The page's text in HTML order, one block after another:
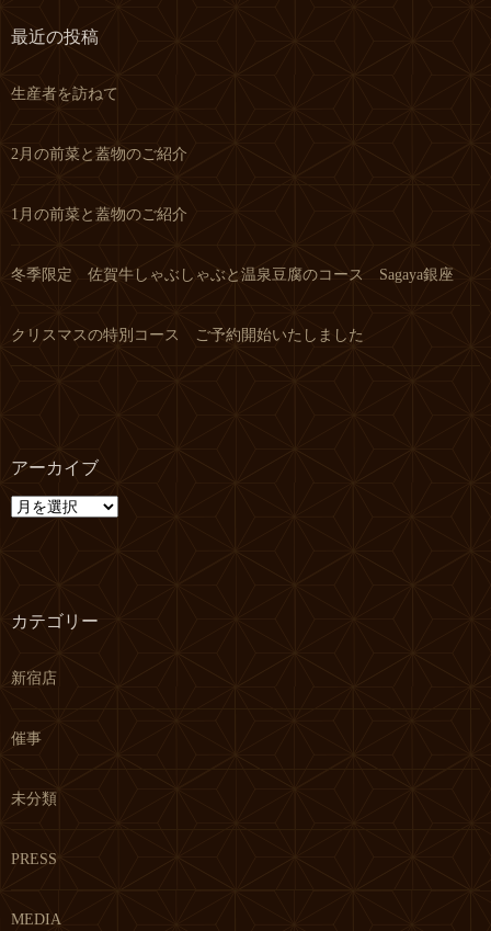
最近の投稿
生産者を訪ねて
2月の前菜と蓋物のご紹介
1月の前菜と蓋物のご紹介
冬季限定 佐賀牛しゃぶしゃぶと温泉豆腐のコース Sagaya銀座
クリスマスの特別コース ご予約開始いたしました
アーカイブ
ア
カテゴリー
新宿店
催事
未分類
PRESS
MEDIA